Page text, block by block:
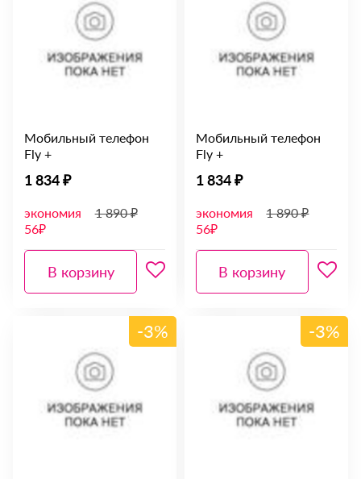
Мобильный телефон
Fly +
1 834 ₽
экономия
56₽
1 890 ₽
В корзину
Мобильный телефон
Fly +
1 834 ₽
экономия
56₽
1 890 ₽
В корзину
-3% -3%